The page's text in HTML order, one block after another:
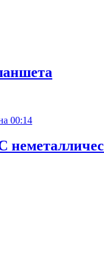
00:14